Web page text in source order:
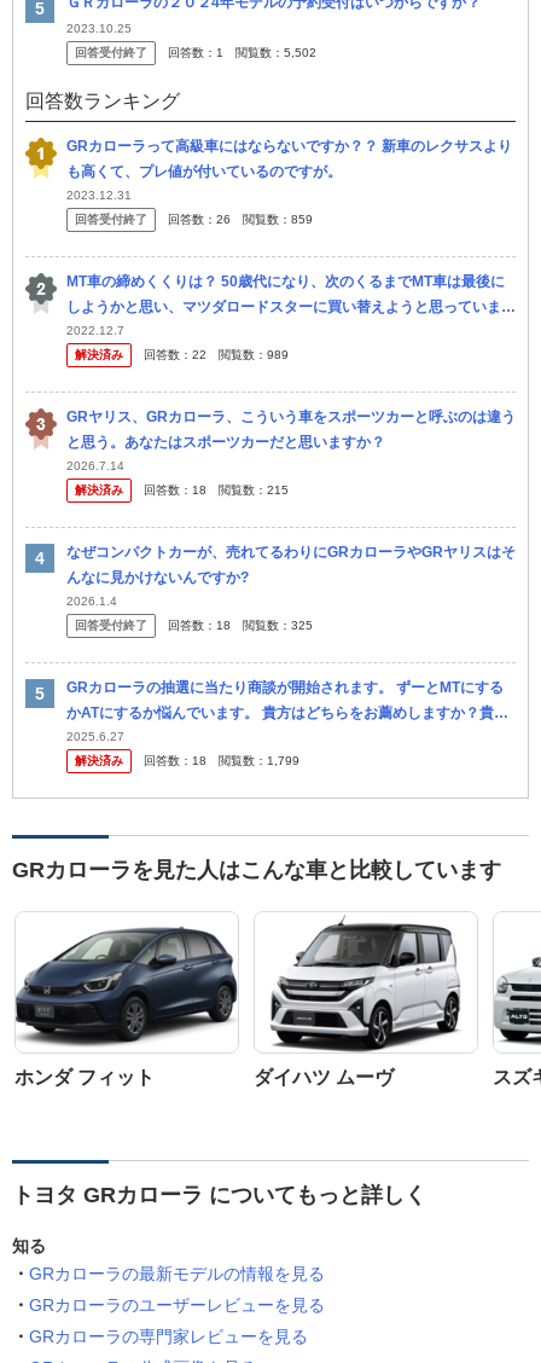
2023.10.25
回答受付終了
回答数： 1 閲覧数： 5,502
回答数ランキング
GRカローラって高級車にはならないですか？？ 新車のレクサスより
も高くて、プレ値が付いているのですが。
2023.12.31
回答受付終了
回答数： 26 閲覧数： 859
MT車の締めくくりは？ 50歳代になり、次のくるまでMT車は最後に
しようかと思い、マツダロードスターに買い替えようと思っていまし
た。 そこへ、GRカローラの発売されたとのことで、抽選に応募し
よ...
2022.12.7
解決済み
回答数： 22 閲覧数： 989
GRヤリス、GRカローラ、こういう車をスポーツカーと呼ぶのは違う
と思う。あなたはスポーツカーだと思いますか？
2026.7.14
解決済み
回答数： 18 閲覧数： 215
なぜコンパクトカーが、売れてるわりにGRカローラやGRヤリスはそ
んなに見かけないんですか?
2026.1.4
回答受付終了
回答数： 18 閲覧数： 325
GRカローラの抽選に当たり商談が開始されます。 ずーとMTにする
かATにするか悩んでいます。 貴方はどちらをお薦めしますか？貴方
はどちらを選びますか？ 差額の30万円はまったく気になりませ
ん、...
2025.6.27
解決済み
回答数： 18 閲覧数： 1,799
GRカローラを見た人はこんな車と比較しています
ホンダ フィット ダイハツ ムーヴ スズ
トヨタ GRカローラ についてもっと詳しく
知る
GRカローラの最新モデルの情報を見る
GRカローラのユーザーレビューを見る
GRカローラの専門家レビューを見る